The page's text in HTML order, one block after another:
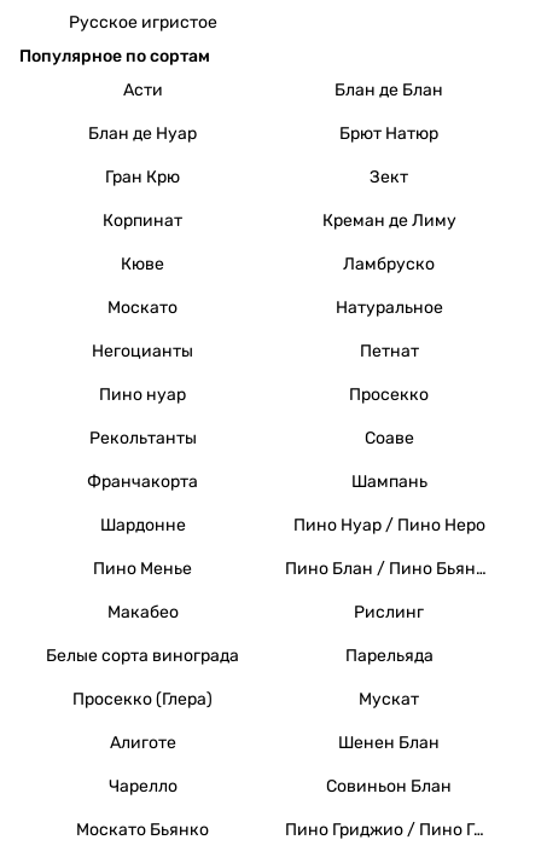
Русское игристое
Популярное по сортам
Асти
Блан де Блан
Блан де Нуар Брют Натюр
Гран Крю Зект
Корпинат Креман де Лиму
Кюве Ламбруско
Москато Натуральное
Негоцианты Петнат
Пино нуар Просекко
Рекольтанты Соаве
Франчакорта Шампань
Шардонне Пино Нуар / Пино Неро
Пино Менье Пино Блан / Пино Бьянко / Вайссер Бургундер
Макабео Рислинг
Белые сорта винограда Парельяда
Просекко (Глера) Мускат
Алиготе Шенен Блан
Чарелло Совиньон Блан
Москато Бьянко Пино Гриджио / Пино Гри